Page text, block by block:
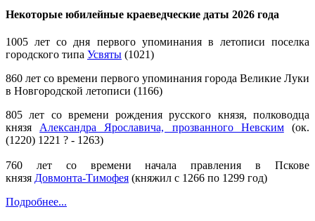
Некоторые юбилейные краеведческие даты 2026 года
1005 лет со дня первого упоминания в летописи поселка
городского типа Усвяты (1021)
860 лет со времени первого упоминания города Великие Луки
в Новгородской летописи (1166)
805 лет со времени рождения русского князя, полководца
князя Александра Ярославича, прозванного Невским(ок.
(1220) 1221 ? - 1263)
760 лет со времени начала правления в Пскове
князя Довмонта-Тимофея (княжил с 1266 по 1299 год)
Подробнее...